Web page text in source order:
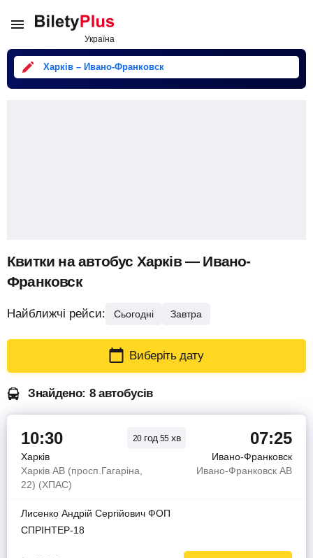
Харків – Ивано-Франковск
Квитки на автобус Харків — Ивано-
Франковск
Найближчі рейси: Сьогодні Завтра
Виберіть дату
Знайдено: 8 автобусів
10:30 20 год 55 хв 07:25
Харків
Ивано-Франковск
Харків АВ (просп.Гагаріна,
22) (ХПАС)
Ивано-Франковск АВ
Лисенко Андрiй Сергiйович ФОП
СПРІНТЕР-18